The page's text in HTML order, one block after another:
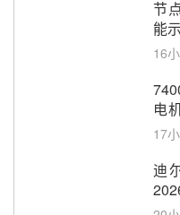
节
能
16
电
采
17
迪